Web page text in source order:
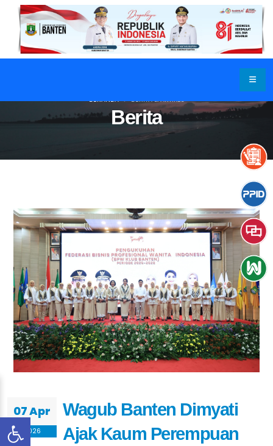
Berita
BERANDA BERITA & ARTIKEL
07 Apr
2026
Wagub Banten Dimyati
Ajak Kaum Perempuan